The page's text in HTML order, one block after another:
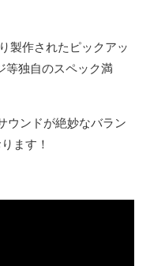
製作されたピックアッ
等独自のスペック満
ンドが絶妙なバラン
ます！